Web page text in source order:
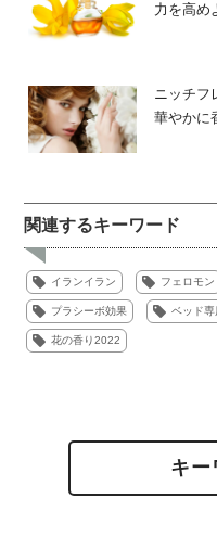
力を高め
ニッチフ
華やかに
関連するキーワード
イランイラン フェロモン
プラシーボ効果 ベッド
花の香り2022
キー